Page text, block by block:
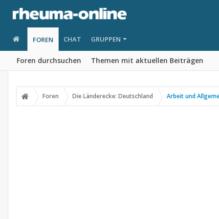
FOREN
Foren durchsuchen Themen mit aktuellen Beiträgen
CHAT GRUPPEN
Foren Die Länderecke: Deutschland Arbeit und